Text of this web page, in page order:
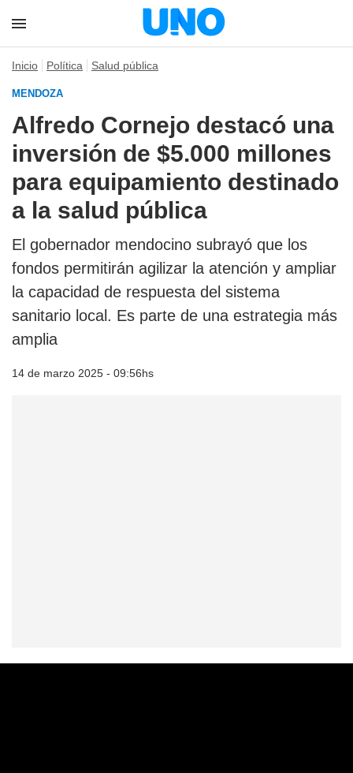
Inicio Política Salud pública
MENDOZA
Alfredo Cornejo destacó una
inversión de $5.000 millones
para equipamiento destinado
a la salud pública
El gobernador mendocino subrayó que los
fondos permitirán agilizar la atención y ampliar
la capacidad de respuesta del sistema
sanitario local. Es parte de una estrategia más
amplia
14 de marzo 2025 - 09:56hs